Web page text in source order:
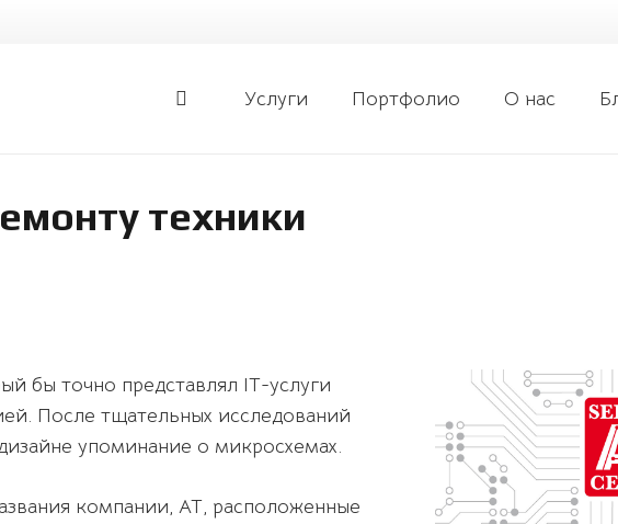
Услуги Портфолио О нас
техники
бы точно представлял IT-услуги
После тщательных исследований
упоминание о микросхемах.
компании, AT, расположенные